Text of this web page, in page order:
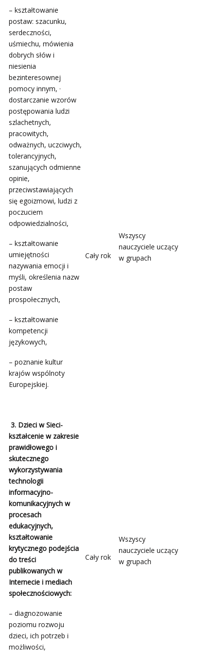
– kształtowanie
postaw: szacunku,
serdeczności,
uśmiechu, mówienia
dobrych słów i
niesienia
bezinteresownej
pomocy innym, ·
dostarczanie wzorów
postępowania ludzi
szlachetnych,
pracowitych,
odważnych, uczciwych,
tolerancyjnych,
szanujących odmienne
opinie,
przeciwstawiających
się egoizmowi, ludzi z
poczuciem
odpowiedzialności,
– kształtowanie
umiejętności
nazywania emocji i
myśli, określenia nazw
postaw
prospołecznych,
– kształtowanie
kompetencji
językowych,
– poznanie kultur
krajów wspólnoty
Europejskiej.
3. Dzieci w Sieci-
kształcenie w zakresie
prawidłowego i
skutecznego
wykorzystywania
technologii
informacyjno-
komunikacyjnych w
procesach
edukacyjnych,
kształtowanie
krytycznego podejścia
do treści
publikowanych w
Internecie i mediach
społecznościowych:
– diagnozowanie
poziomu rozwoju
dzieci, ich potrzeb i
możliwości,
Cały rok
Cały rok
Wszyscy
nauczyciele uczący
w grupach
Wszyscy
nauczyciele uczący
w grupach